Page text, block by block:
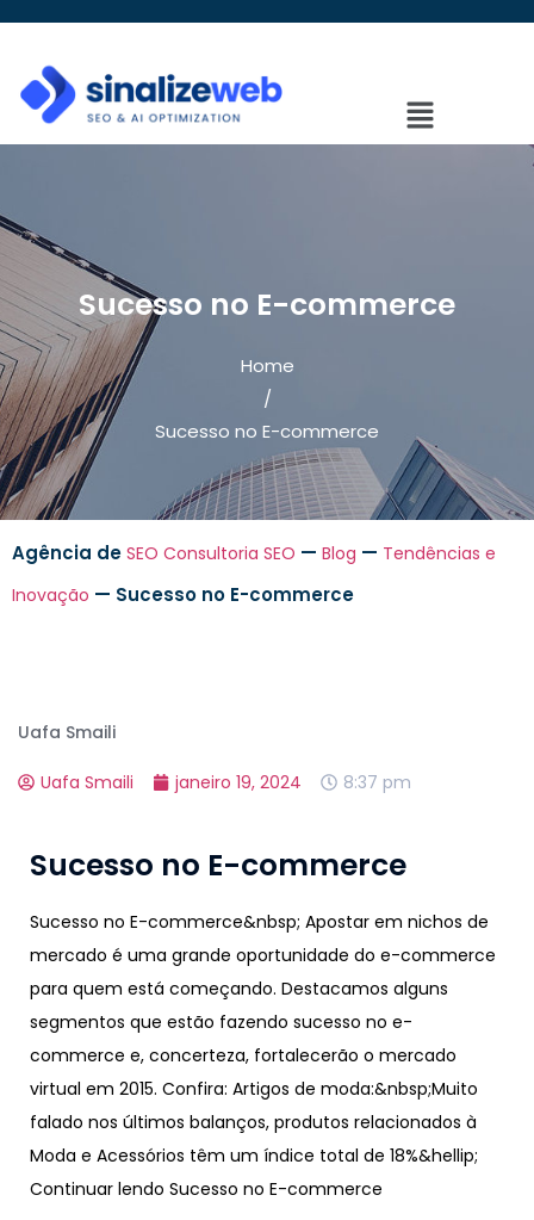
Sucesso no E-commerce
Home
/
Sucesso no E-commerce
Agência de SEO Consultoria SEO — Blog — Tendências e
Inovação — Sucesso no E-commerce
Uafa Smaili
Uafa Smaili janeiro 19, 2024 8:37 pm
Sucesso no E-commerce
Sucesso no E-commerce&nbsp; Apostar em nichos de
mercado é uma grande oportunidade do e-commerce
para quem está começando. Destacamos alguns
segmentos que estão fazendo sucesso no e-
commerce e, concerteza, fortalecerão o mercado
virtual em 2015. Confira: Artigos de moda:&nbsp;Muito
falado nos últimos balanços, produtos relacionados à
Moda e Acessórios têm um índice total de 18%&hellip;
Continuar lendo Sucesso no E-commerce